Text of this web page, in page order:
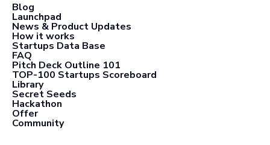
Blog
Launchpad
News & Product Updates
How it works
Startups Data Base
FAQ
Pitch Deck Outline 101
TOP-100 Startups Scoreboard
Library
Secret Seeds
Hackathon
Offer
Community